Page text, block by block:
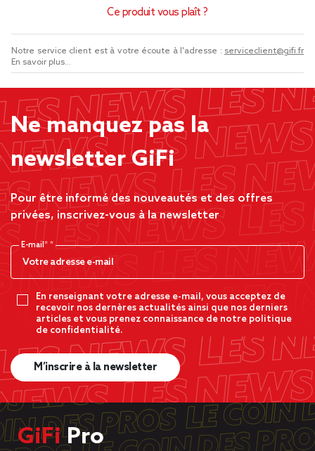
Ce produit vous plaît ?
Notre service client est à votre écoute à l'adresse : serviceclient@gifi.fr
En savoir plus...
Ne manquez pas la
newsletter GiFi
Pour être informé des nouveautés et des offres
privées, inscrivez-vous à la newsletter
E-mail*
En renseignant votre adresse e-mail, vous acceptez de
recevoir nos dernères actualités ainsi que nos derniers
articles et vous prenez connaissance de notre politique
de confidentialité.
M’inscrire à la newsletter
GiFiPro